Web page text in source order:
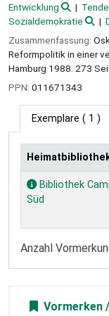
Entwicklung
Sozialdemokratie
Zusammenfassung:
Reformpolitik in einer
Hamburg 1988. 273
PPN: 011671343
Exemplare ( 1 )
Exemplare
Bibliothek
Süd
Anzahl
Vormerken